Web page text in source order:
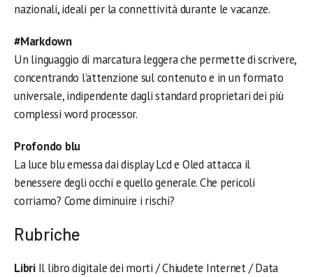
nazionali, ideali per la connettività durante le vacanze.
#Markdown
Un linguaggio di marcatura leggera che permette di scrivere,
concentrando l’attenzione sul contenuto e in un formato
universale, indipendente dagli standard proprietari dei più
complessi word processor.
Profondo blu
La luce blu emessa dai display Lcd e Oled attacca il
benessere degli occhi e quello generale. Che pericoli
corriamo? Come diminuire i rischi?
Rubriche
Libri Il libro digitale dei morti / Chiudete Internet / Data